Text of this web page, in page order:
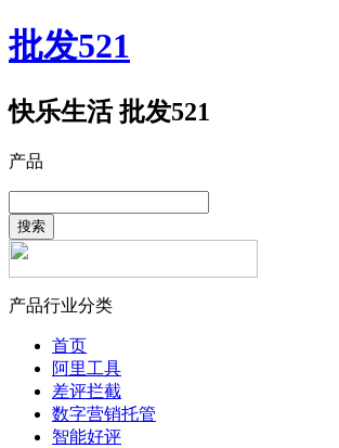
批发521
快乐生活 批发521
产品
搜索
产品行业分类
首页
阿里工具
差评拦截
数字营销托管
智能好评